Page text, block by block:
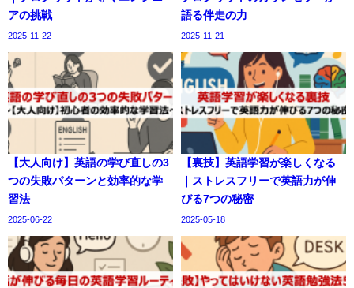
アの挑戦
2025-11-22
語る伴走の力
2025-11-21
【大人向け】英語の学び直しの3
つの失敗パターンと効率的な学
習法
2025-06-22
【裏技】英語学習が楽しくなる
｜ストレスフリーで英語力が伸
びる7つの秘密
2025-05-18